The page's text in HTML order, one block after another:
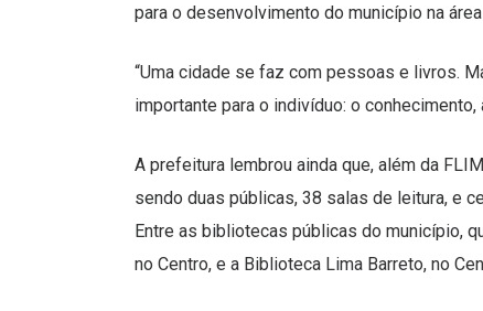
para o desenvolvimento do município na
“Uma cidade se faz com pessoas e livros.
importante para o indivíduo: o conhecimento,
A prefeitura lembrou ainda que, além da
sendo duas públicas, 38 salas de leitura, e
Entre as bibliotecas públicas do município,
no Centro, e a Biblioteca Lima Barreto, no